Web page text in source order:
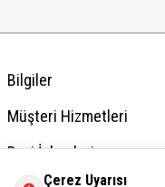
Bilgiler
Müşteri Hizmetleri
Bayi İşlemleri
Çerez Uyarısı